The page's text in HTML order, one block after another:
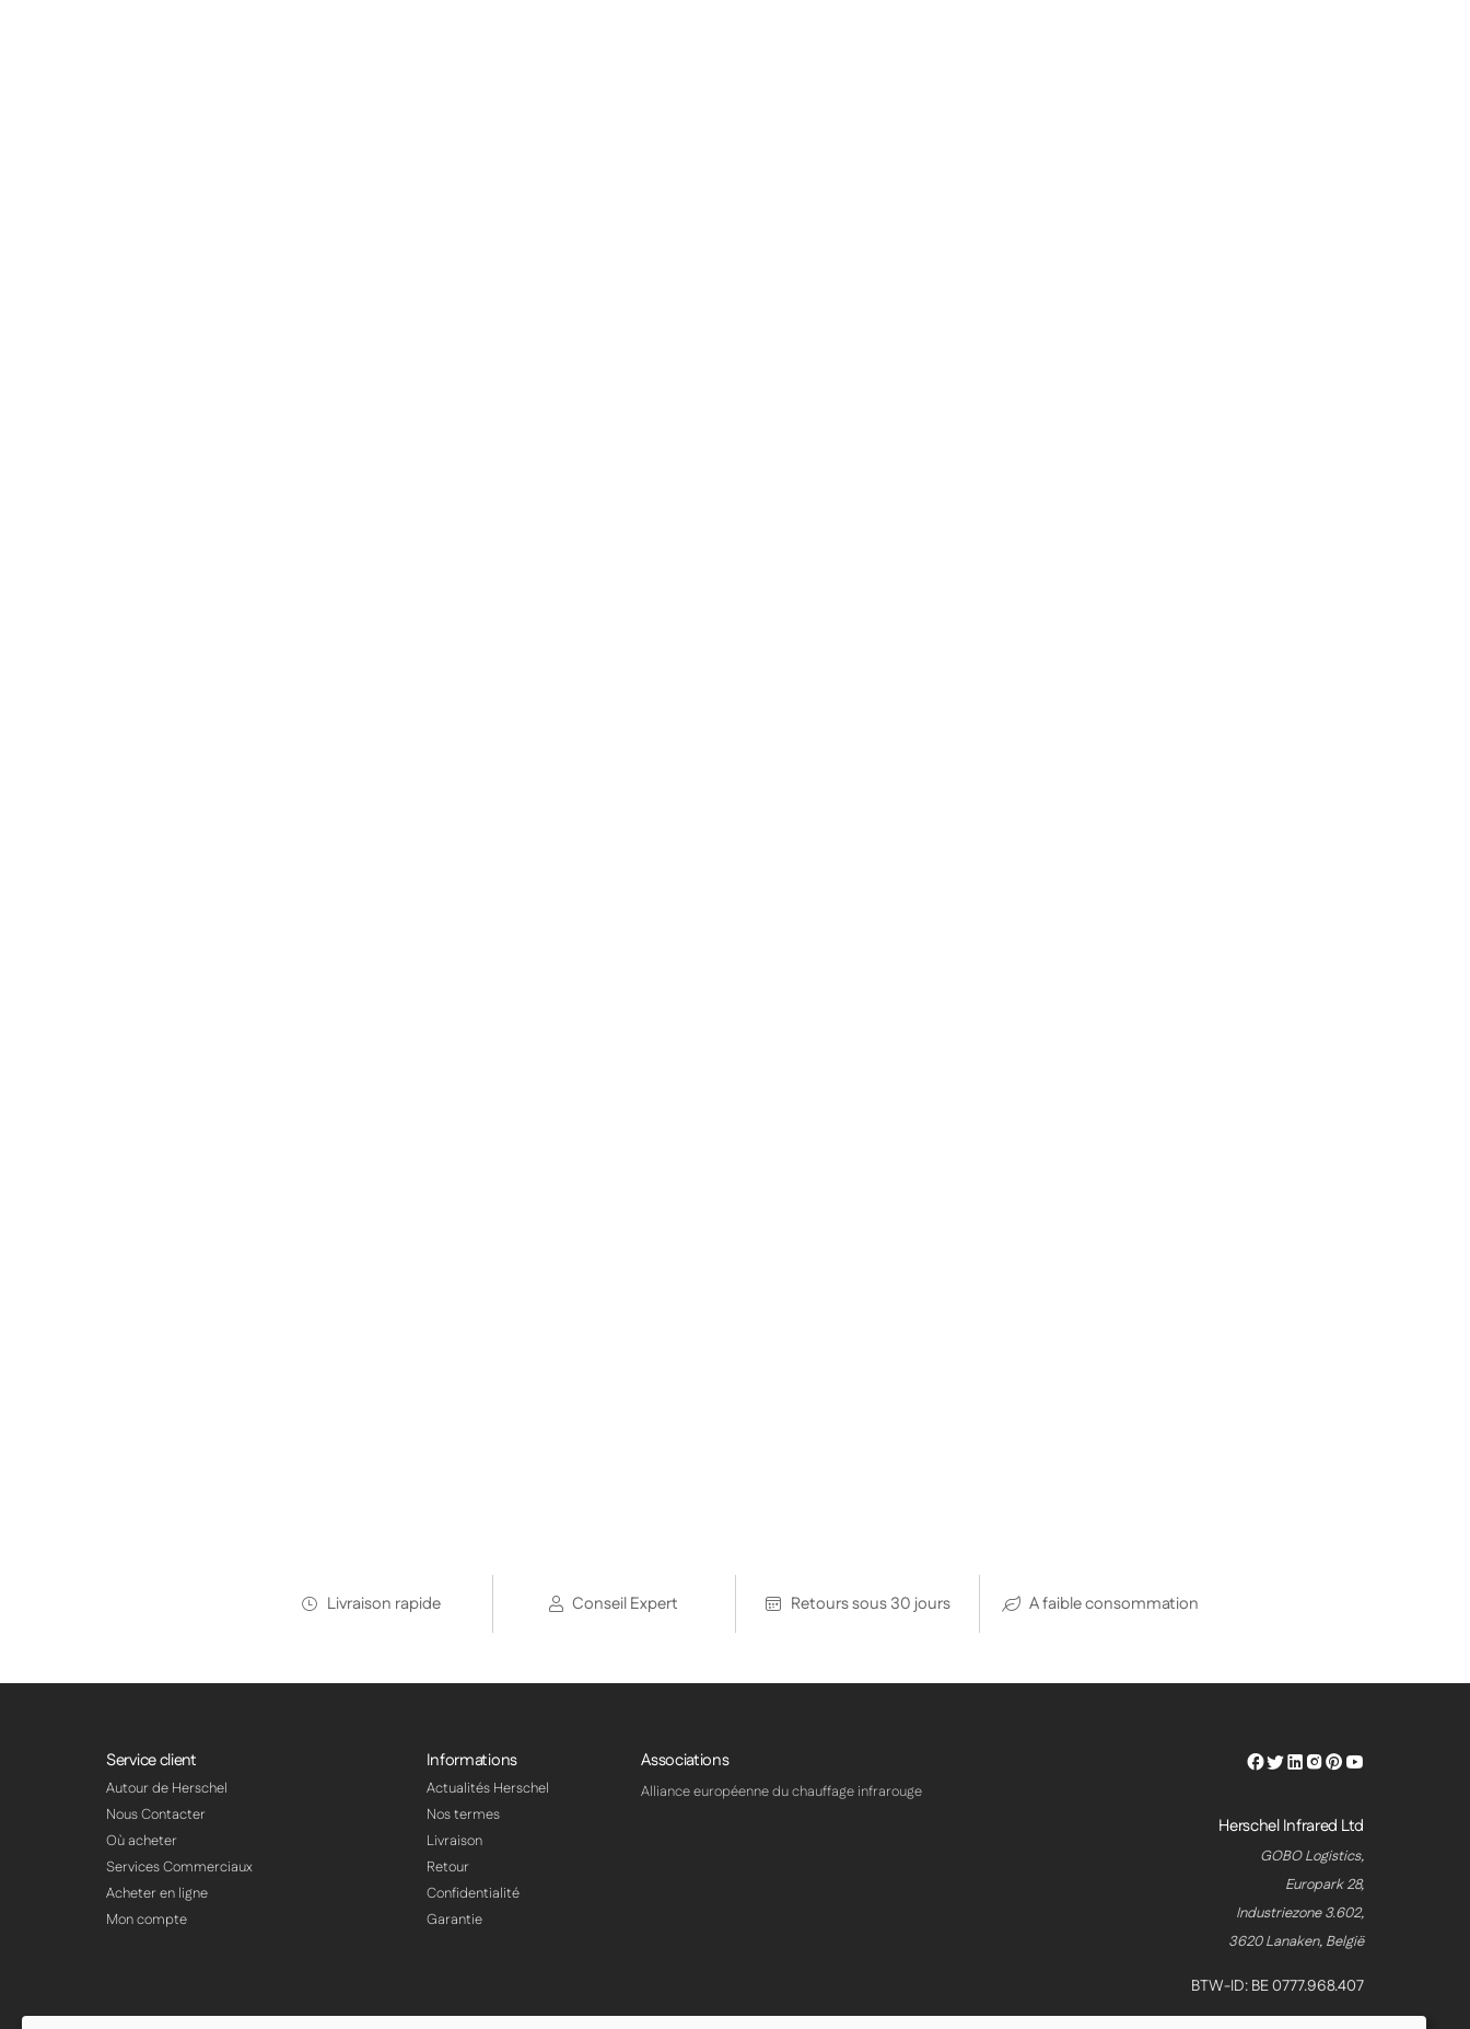
Livraison rapide Conseil Expert Retours sous 30 jours A faible consommation
Service client
Autour de Herschel
Nous Contacter
Où acheter
Services Commerciaux
Acheter en ligne
Mon compte
Informations
Actualités Herschel
Nos termes
Livraison
Retour
Confidentialité
Garantie
Associations
Alliance européenne du chauffage infrarouge
Herschel
Herschel
Herschel
Herschel
Herschel
Herschel
Herschel Infrared Ltd
GOBO Logistics,
Europark 28,
Industriezone 3.602,
3620 Lanaken, België
BTW-ID: BE 0777.968.407